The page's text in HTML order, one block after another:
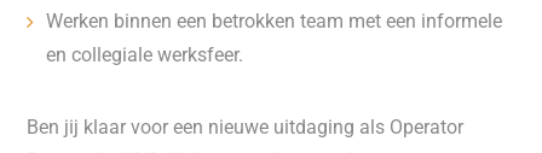
Werken binnen een betrokken team met een informele
en collegiale werksfeer.
Ben jij klaar voor een nieuwe uitdaging als Operator